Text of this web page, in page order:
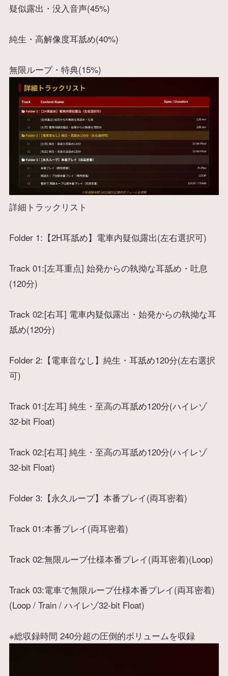
疑似露出・没入音声(45%)
純生・高解像度耳舐め(40%)
無限ループ・特典(15%)
詳細トラックリスト
Folder 1:【2H耳舐め】電車内疑似露出(左右選択可)
Track 01:[左耳重点] 始発からの執拗な耳舐め・吐息
(120分)
Track 02:[右耳] 電車内疑似露出・始発からの執拗な耳
舐め(120分)
Folder 2:【電車音なし】純生・耳舐め120分(左右選択
可)
Track 01:[左耳] 純生・至高の耳舐め120分(ハイレゾ
32-bit Float)
Track 02:[右耳] 純生・至高の耳舐め120分(ハイレゾ
32-bit Float)
Folder 3:【永久ループ】本番プレイ(両耳密着)
Track 01:本番プレイ(両耳密着)
Track 02:無限ループ仕様本番プレイ(両耳密着)(Loop)
Track 03:電車で無限ループ仕様本番プレイ(両耳密着)
(Loop / Train / ハイレゾ32-bit Float)
※総収録時間 240分超の圧倒的ボリュームを収録